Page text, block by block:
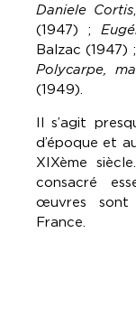
Daniele Cortis
(1947) ;
Balzac (1947) ;
Polycarpe,
(1949).
Il s’agit
d’époque et
XIXème
consacré
œuvres sont
France.